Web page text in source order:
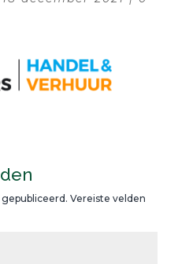
Vereiste velden